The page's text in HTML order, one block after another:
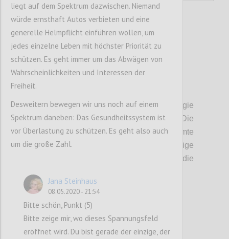
6 votes
P2
Ausgangspunkt:Die professionelle Virologie
hat bisher viele üble Mikroben besiegt.
Die
Epidemiologen und damit die gesamte
Gesellschaft sind durch die bisherige
Virologen als die
liegt auf dem Spektrum dazwischen. Niemand
würde ernsthaft Autos verbieten und eine
generelle Helmpflicht einführen wollen, um
jedes einzelne Leben mit höchster Priorität zu
schützen. Es geht immer um das Abwägen von
Wahrscheinlichkeiten und Interessen der
Freiheit.
Desweitern bewegen wir uns noch auf einem
Spektrum daneben: Das Gesundheitssystem ist
vor Überlastung zu schützen. Es geht also auch
um die große Zahl.
Jana Steinhaus
08.05.2020 - 21:54
Bitte schön, Punkt (5)
Bitte zeige mir, wo dieses Spannungsfeld
eröffnet wird. Du bist gerade der einzige, der